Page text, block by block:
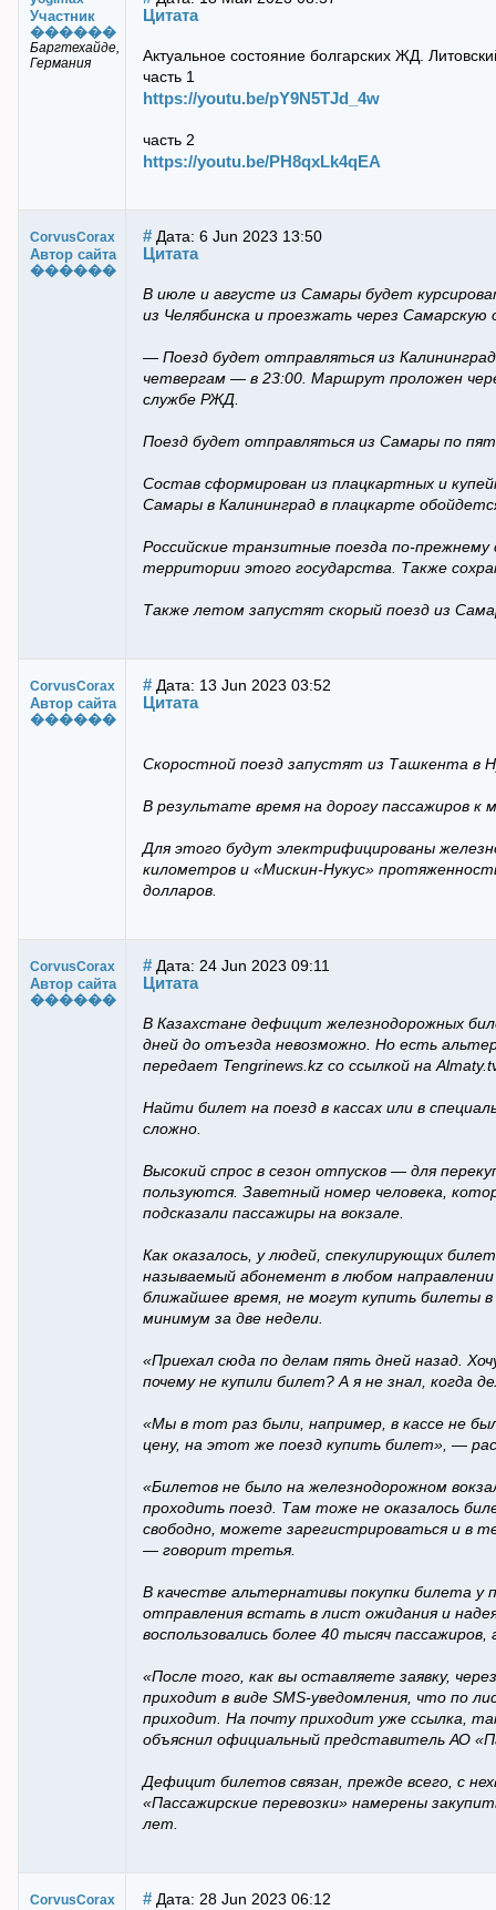
Участник
������
Баргтехайде,
Германия
Цитата
Актуальное состояние болгарских ЖД.
часть 1
https://youtu.be/pY9N5TJd_4w
часть 2
https://youtu.be/PH8qxLk4qEA
CorvusCorax
Автор сайта
������
# Дата: 6 Jun 2023 13:50
Цитата
В июле и августе из Самары будет
из Челябинска и проезжать через Самарскую
— Поезд будет отправляться из
четвергам — в 23:00. Маршрут проложен
службе РЖД.
Поезд будет отправляться из Самары по
Состав сформирован из плацкартных и
Самары в Калининград в плацкарте
Российские транзитные поезда по-прежнему
территории этого государства. Также
Также летом запустят скорый поезд из
CorvusCorax
Автор сайта
������
# Дата: 13 Jun 2023 03:52
Цитата
Скоростной поезд запустят из Ташкента в
В результате время на дорогу пассажиров к
Для этого будут электрифицированы
километров и «Мискин-Нукус»
долларов.
CorvusCorax
Автор сайта
������
# Дата: 24 Jun 2023 09:11
Цитата
В Казахстане дефицит железнодорожных
дней до отъезда невозможно. Но есть
передает Tengrinews.kz со ссылкой на
Найти билет на поезд в кассах или в
сложно.
Высокий спрос в сезон отпусков — для
пользуются. Заветный номер человека,
подсказали пассажиры на вокзале.
Как оказалось, у людей, спекулирующих
называемый абонемент в любом
ближайшее время, не могут купить билеты в
минимум за две недели.
«Приехал сюда по делам пять дней назад.
почему не купили билет? А я не знал, когда
«Мы в тот раз были, например, в кассе не
цену, на этот же поезд купить билет», —
«Билетов не было на железнодорожном
проходить поезд. Там тоже не оказалось
свободно, можете зарегистрироваться и в
— говорит третья.
В качестве альтернативы покупки билета у
отправления встать в лист ожидания и
воспользовались более 40 тысяч пассажиров,
«После того, как вы оставляете заявку,
приходит в виде SMS-уведомления, что по
приходит. На почту приходит уже ссылка,
объяснил официальный представитель АО
Дефицит билетов связан, прежде всего, с
«Пассажирские перевозки» намерены
лет.
CorvusCorax # Дата: 28 Jun 2023 06:12